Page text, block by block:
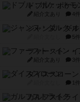
ドブル：ポケ
紹介文あり 4
ジャンヌ・ダ
5
ファースト・イ
紹介文あり 3
ダイススローン
1
ガルフストライ